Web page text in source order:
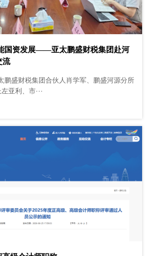
国资发展——亚太鹏盛财税集团赴河
流
鹏盛财税集团合伙人肖学军、鹏盛河源分所
亚利、市···